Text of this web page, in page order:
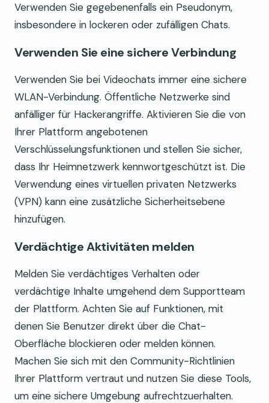
Verwenden Sie gegebenenfalls ein Pseudonym,
insbesondere in lockeren oder zufälligen Chats.
Verwenden Sie eine sichere Verbindung
Verwenden Sie bei Videochats immer eine sichere
WLAN-Verbindung. Öffentliche Netzwerke sind
anfälliger für Hackerangriffe. Aktivieren Sie die von
Ihrer Plattform angebotenen
Verschlüsselungsfunktionen und stellen Sie sicher,
dass Ihr Heimnetzwerk kennwortgeschützt ist. Die
Verwendung eines virtuellen privaten Netzwerks
(VPN) kann eine zusätzliche Sicherheitsebene
hinzufügen.
Verdächtige Aktivitäten melden
Melden Sie verdächtiges Verhalten oder
verdächtige Inhalte umgehend dem Supportteam
der Plattform. Achten Sie auf Funktionen, mit
denen Sie Benutzer direkt über die Chat-
Oberfläche blockieren oder melden können.
Machen Sie sich mit den Community-Richtlinien
Ihrer Plattform vertraut und nutzen Sie diese Tools,
um eine sichere Umgebung aufrechtzuerhalten.